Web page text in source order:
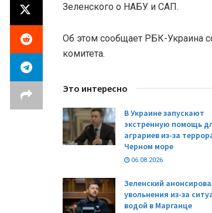
Зеленского о НАБУ и САП.
Об этом сообщает РБК-Украина
комитета.
Это интересно
В Украине запускают
экстренную помощь
аграриев из-за
Черном море
06.08.2026
Зеленский
увольнения из-за
водой в Марганце